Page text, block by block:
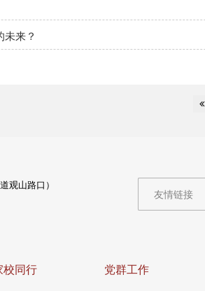
未来？
观山路口）
友情链接
校同行 党群工作